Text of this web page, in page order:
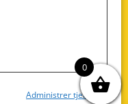
Administrer tjenester
0